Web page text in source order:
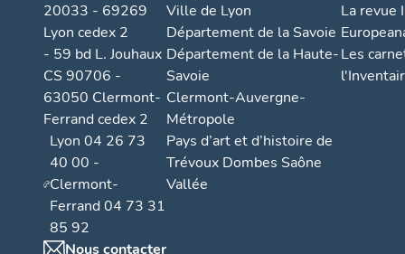
20033 - 69269
Lyon cedex 2
- 59 bd L. Jouhaux
CS 90706 -
63050 Clermont-
Ferrand cedex 2
Lyon 04 26 73
40 00 -
Clermont-
Ferrand 04 73 31
85 92
Nous contacter
Ville de Lyon
Département de la Savoie
Département de la Haute-
Savoie
Clermont-Auvergne-
Métropole
Pays d’art et d’histoire de
Trévoux Dombes Saône
Vallée
La revue
Les